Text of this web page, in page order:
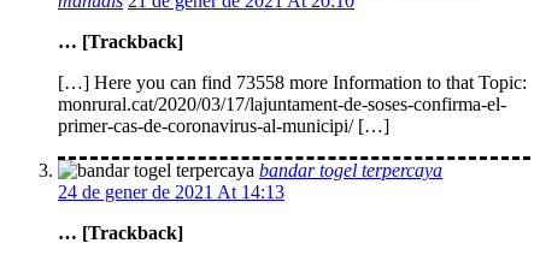
… [Trackback]
[…] Here you can find 73558 more Information to that Topic:
monrural.cat/2020/03/17/lajuntament-de-soses-confirma-el-
primer-cas-de-coronavirus-al-municipi/ […]
bandar togel terpercaya
24 de gener de 2021 At 14:13
… [Trackback]